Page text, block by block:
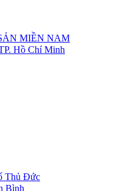
MIỀN NAM
Hồ Chí Minh
Thủ Đức
Bình